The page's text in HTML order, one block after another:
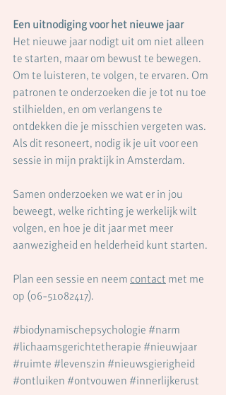
Een uitnodiging voor het nieuwe jaar
Het nieuwe jaar nodigt uit om niet alleen
te starten, maar om bewust te bewegen.
Om te luisteren, te volgen, te ervaren. Om
patronen te onderzoeken die je tot nu toe
stilhielden, en om verlangens te
ontdekken die je misschien vergeten was.
Als dit resoneert, nodig ik je uit voor een
sessie in mijn praktijk in Amsterdam.
Samen onderzoeken we wat er in jou
beweegt, welke richting je werkelijk wilt
volgen, en hoe je dit jaar met meer
aanwezigheid en helderheid kunt starten.
Plan een sessie en neem contact met me
op (06-51082417).
#biodynamischepsychologie #narm
#lichaamsgerichtetherapie #nieuwjaar
#ruimte #levenszin #nieuwsgierigheid
#ontluiken #ontvouwen #innerlijkerust